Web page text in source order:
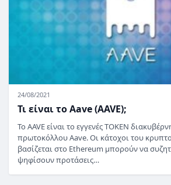
24/08/2021
Τι είναι το Aave (AAVE);
Το AAVE είναι το εγγενές TOKEN
πρωτοκόλλου Aave. Οι κάτοχοι του
βασίζεται στο Ethereum μπορούν να
ψηφίσουν προτάσεις…